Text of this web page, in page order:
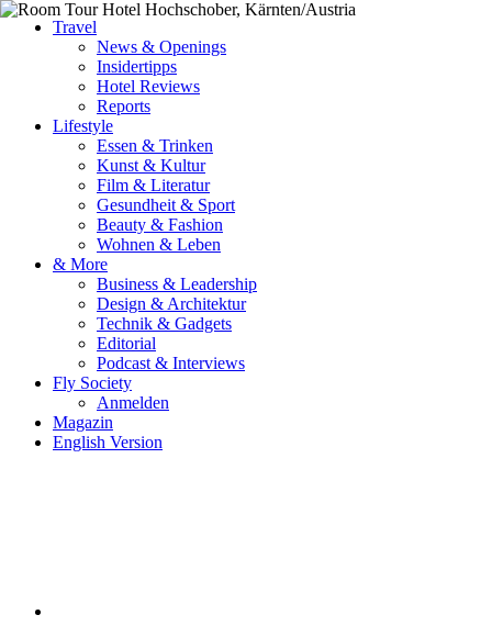
Travel
News & Openings
Insidertipps
Hotel Reviews
Reports
Lifestyle
Essen & Trinken
Kunst & Kultur
Film & Literatur
Gesundheit & Sport
Beauty & Fashion
Wohnen & Leben
& More
Business & Leadership
Design & Architektur
Technik & Gadgets
Editorial
Podcast & Interviews
Fly Society
Anmelden
Magazin
English Version